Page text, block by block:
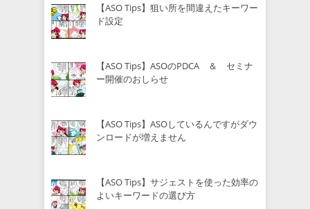
【ASO Tips】狙い所を間違えたキーワー
ド設定
【ASO Tips】ASOのPDCA ＆ セミナ
ー開催のおしらせ
【ASO Tips】ASOしているんですがダウ
ンロードが増えません
【ASO Tips】サジェストを使った効率の
よいキーワードの選び方